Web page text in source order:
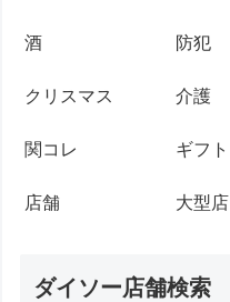
酒 防犯
クリスマス 介護
関コレ ギフト
店舗 大型店
ダイソー店舗検索